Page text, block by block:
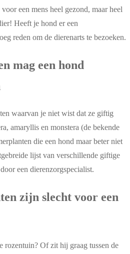
een mens heel gezond, maar heel
Heeft je hond er een
reden om de dierenarts te bezoeken.
mag een hond
waarvan je niet wist dat ze giftig
amaryllis en monstera (de bekende
die een hond maar beter niet
lijst van verschillende giftige
een dierenzorgspecialist.
zijn slecht voor een
Of zit hij graag tussen de